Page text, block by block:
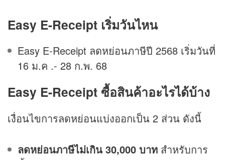
Easy E-Receipt เริ่มวันไหน
Easy E-Receipt ลดหย่อนภาษีปี 2568 เริ่มวันที่
16 ม.ค .- 28 ก.พ. 68
Easy E-Receipt ซื้อสินค้าอะไรได้บ้าง
เงื่อนไขการลดหย่อนแบ่งออกเป็น 2 ส่วน ดังนี้
ลดหย่อนภาษีไม่เกิน 30,000 บาท สำหรับการ